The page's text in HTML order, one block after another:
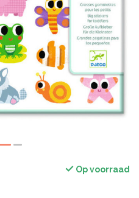
Op voorraad